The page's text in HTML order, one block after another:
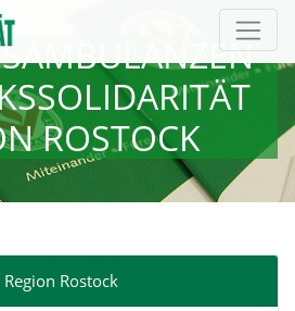
springen
ROSTOCK
Rostock